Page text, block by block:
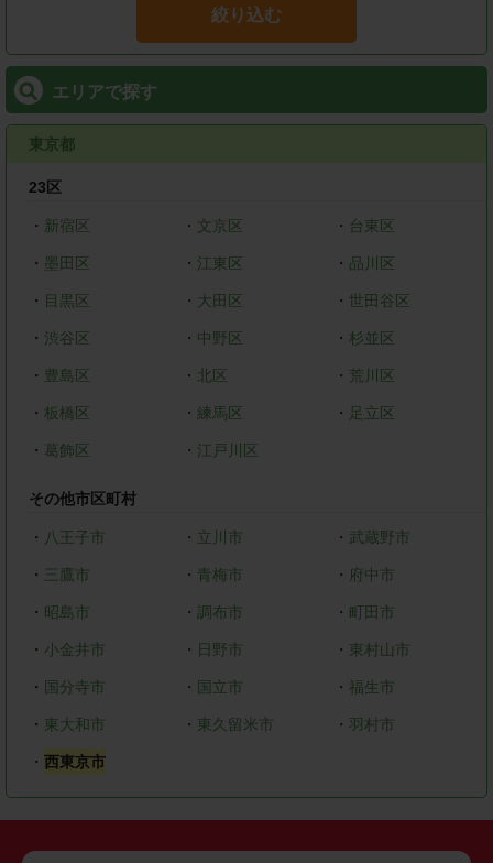
絞り込む
エリアで探す
東京都
23区
・ 新宿区 ・ 文京区 ・ 台東区
・ 墨田区 ・ 江東区 ・ 品川区
・ 目黒区 ・ 大田区 ・世田谷区
・ 渋谷区 ・ 中野区 ・杉並区
・ 豊島区 ・ 北区 ・ 荒川区
・ 板橋区 ・ 練馬区 ・ 足立区
・ 葛飾区 ・ 江戸川区
その他市区町村
・ 八王子市 ・ 立川市 ・ 武蔵野市
・ 三鷹市 ・ 青梅市 ・ 府中市
・ 昭島市 ・ 調布市 ・ 町田市
・ 小金井市 ・ 日野市 ・ 東村山市
・ 国分寺市 ・ 国立市 ・ 福生市
・ 東大和市 ・ 東久留米市 ・羽村市
・ 西東京市